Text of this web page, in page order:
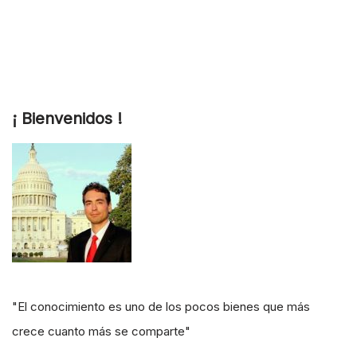
¡ Bienvenidos !
"El conocimiento es uno de los pocos bienes que más
crece cuanto más se comparte"